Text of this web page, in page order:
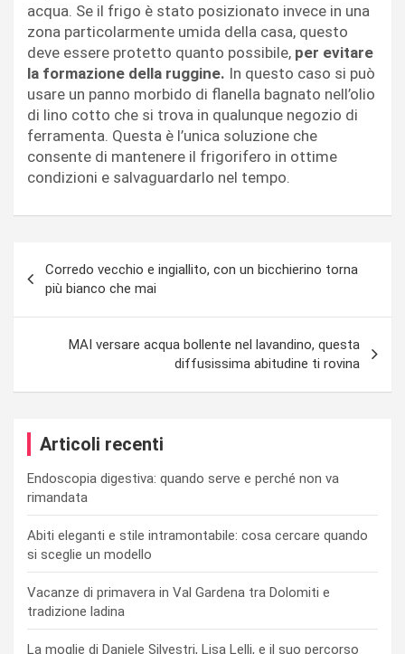
acqua. Se il frigo è stato posizionato invece in una
zona particolarmente umida della casa, questo
deve essere protetto quanto possibile, per evitare
la formazione della ruggine. In questo caso si può
usare un panno morbido di flanella bagnato nell’olio
di lino cotto che si trova in qualunque negozio di
ferramenta. Questa è l’unica soluzione che
consente di mantenere il frigorifero in ottime
condizioni e salvaguardarlo nel tempo.
articoli
Corredo vecchio e ingiallito, con un bicchierino torna
più bianco che mai
MAI versare acqua bollente nel lavandino, questa
diffusissima abitudine ti rovina
Articoli recenti
Endoscopia digestiva: quando serve e perché non va
rimandata
Abiti eleganti e stile intramontabile: cosa cercare quando
si sceglie un modello
Vacanze di primavera in Val Gardena tra Dolomiti e
tradizione ladina
La moglie di Daniele Silvestri, Lisa Lelli, e il suo percorso